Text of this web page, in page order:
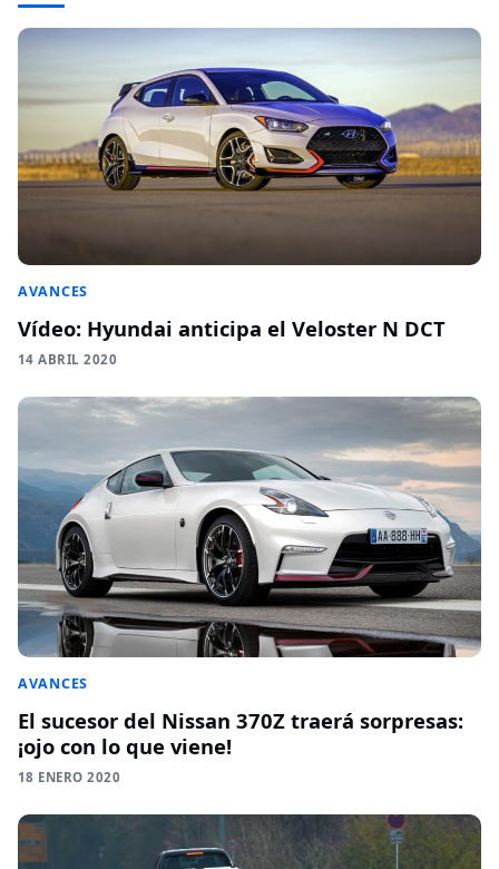
AVANCES
Vídeo: Hyundai anticipa el Veloster N DCT
14 ABRIL 2020
AVANCES
El sucesor del Nissan 370Z traerá sorpresas:
¡ojo con lo que viene!
18 ENERO 2020